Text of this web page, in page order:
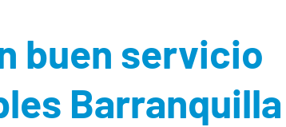
buen servicio
Barranquilla